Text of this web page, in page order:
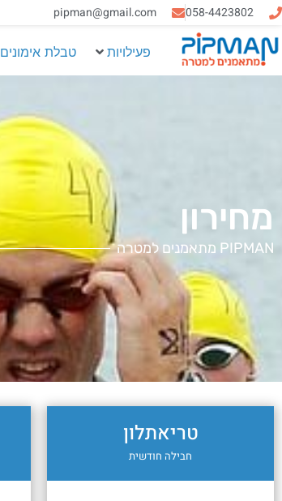
058-4423802
pipman@gmail.com‏
פעילויות טבלת אימונים
מחירון
PIPMAN מתאמנים למטרה
טריאתלון
חבילה חודשית